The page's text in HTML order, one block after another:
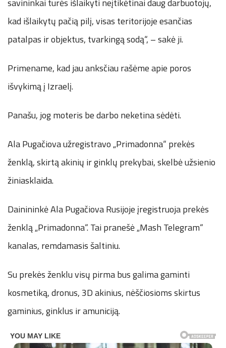
kad išlaikytų pačią pilį, visas teritorijoje esančias
patalpas ir objektus, tvarkingą sodą“, – sakė ji.
Primename, kad jau anksčiau rašėme apie poros
išvykimą į Izraelį.
Panašu, jog moteris be darbo neketina sėdėti.
Ala Pugačiova užregistravo „Primadonna“ prekės
ženklą, skirtą akinių ir ginklų prekybai, skelbė užsienio
žiniasklaida.
Dainininkė Ala Pugačiova Rusijoje įregistruoja prekės
ženklą „Primadonna“. Tai pranešė „Mash Telegram“
kanalas, remdamasis šaltiniu.
Su prekės ženklu visų pirma bus galima gaminti
kosmetiką, dronus, 3D akinius, nėščiosioms skirtus
gaminius, ginklus ir amuniciją.